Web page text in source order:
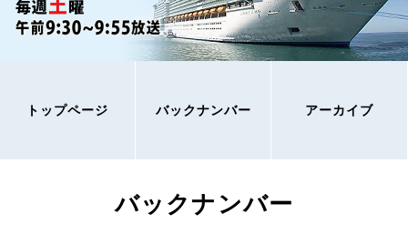
トップページ バックナンバー アーカイブ
バックナンバー